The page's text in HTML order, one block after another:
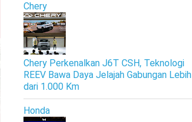
Chery
Chery Perkenalkan J6T CSH, Teknologi
REEV Bawa Daya Jelajah Gabungan Lebih
dari 1.000 Km
Honda